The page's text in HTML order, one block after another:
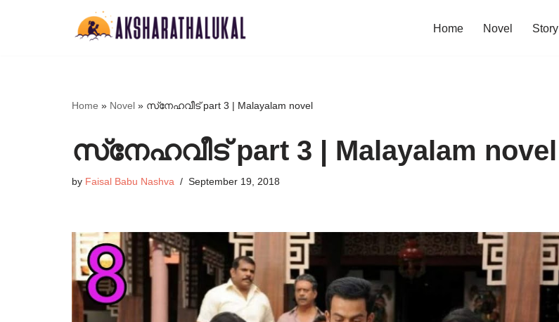
Home Novel Story
Home » Novel » സ്‌നേഹവീട് part 3 | Malayalam novel
സ്‌നേഹവീട് part 3 | Malayalam novel
by Faisal Babu Nashva September 19, 2018